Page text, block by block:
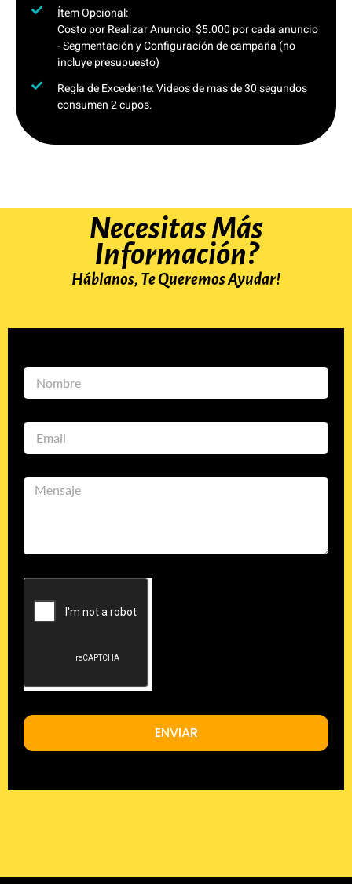
Ítem Opcional:
Costo por Realizar Anuncio: $5.000 por cada anuncio
- Segmentación y Configuración de campaña (no
incluye presupuesto)
Regla de Excedente: Videos de mas de 30 segundos
consumen 2 cupos.
Necesitas Más
Información?
Háblanos, Te Queremos Ayudar!
ENVIAR